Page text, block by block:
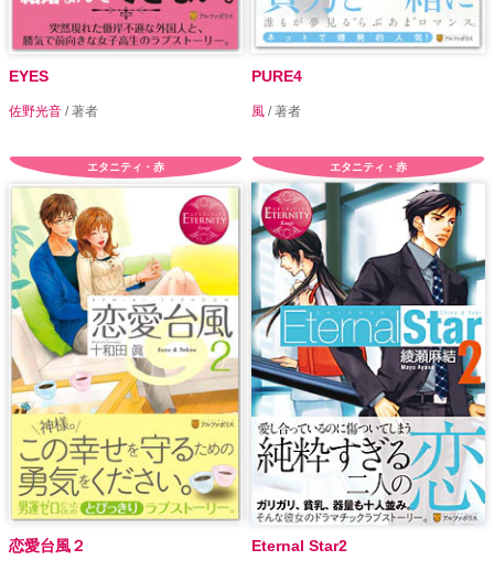
EYES
佐野光音 / 著者
PURE4
風 / 著者
エタニティ・赤
恋愛台風２
エタニティ・赤
Eternal Star2